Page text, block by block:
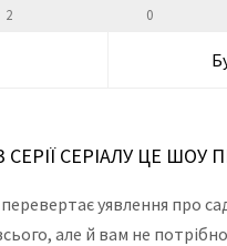
2 0
СЕРІАЛУ ЦЕ ШОУ
перевертає уявлення про
але й вам не